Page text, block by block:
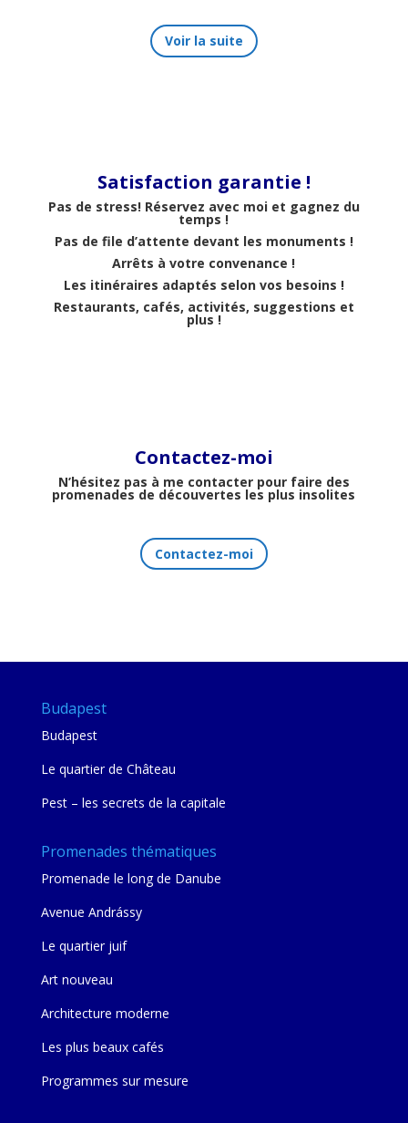
Voir la suite
Satisfaction garantie !
Pas de stress! Réservez avec moi et gagnez du
temps !
Pas de file d’attente devant les monuments !
Arrêts à votre convenance !
Les itinéraires adaptés selon vos besoins !
Restaurants, cafés, activités, suggestions et
plus !
Contactez-moi
N’hésitez pas à me contacter pour faire des
promenades de découvertes les plus insolites
Contactez-moi
Budapest
Budapest
Le quartier de Château
Pest – les secrets de la capitale
Promenades thématiques
Promenade le long de Danube
Avenue Andrássy
Le quartier juif
Art nouveau
Architecture moderne
Les plus beaux cafés
Programmes sur mesure